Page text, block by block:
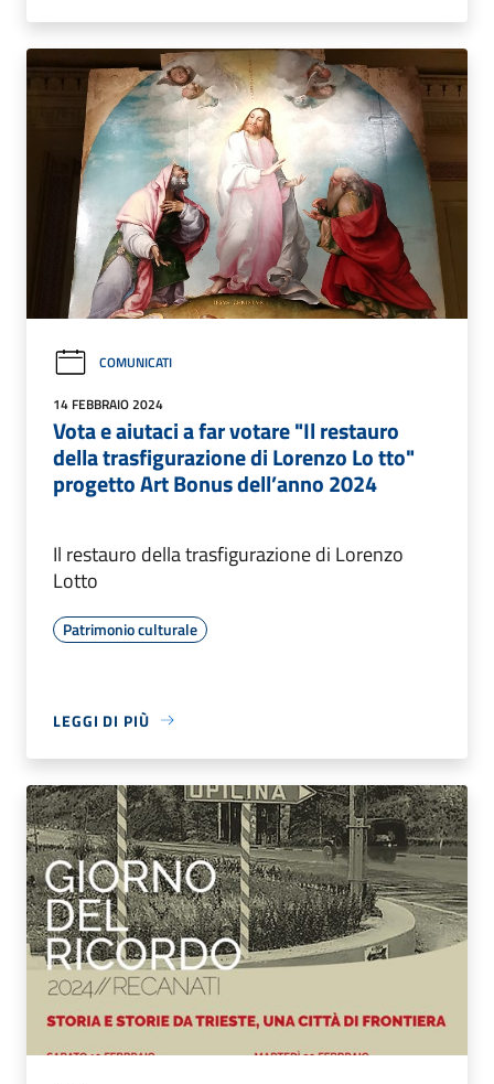
COMUNICATI
14 FEBBRAIO 2024
Vota e aiutaci a far votare "Il restauro
della trasfigurazione di Lorenzo Lo tto"
progetto Art Bonus dell’anno 2024
Il restauro della trasfigurazione di Lorenzo
Lotto
Patrimonio culturale
LEGGI DI PIÙ